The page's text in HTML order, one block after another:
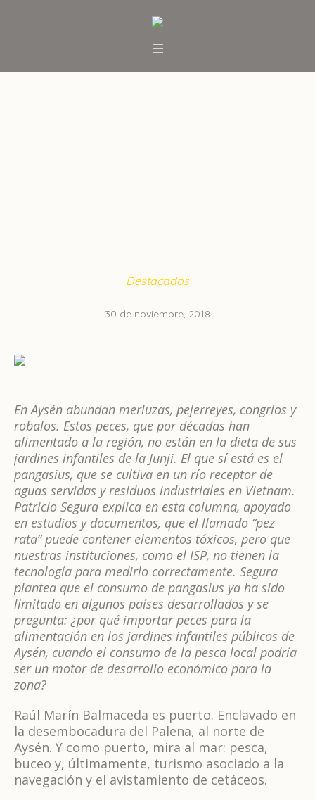
Destacados
30 de noviembre, 2018
En Aysén abundan merluzas, pejerreyes, congrios y
robalos. Estos peces, que por décadas han
alimentado a la región, no están en la dieta de sus
jardines infantiles de la Junji. El que sí está es el
pangasius, que se cultiva en un río receptor de
aguas servidas y residuos industriales en Vietnam.
Patricio Segura explica en esta columna, apoyado
en estudios y documentos, que el llamado “pez
rata” puede contener elementos tóxicos, pero que
nuestras instituciones, como el ISP, no tienen la
tecnología para medirlo correctamente. Segura
plantea que el consumo de pangasius ya ha sido
limitado en algunos países desarrollados y se
pregunta: ¿por qué importar peces para la
alimentación en los jardines infantiles públicos de
Aysén, cuando el consumo de la pesca local podría
ser un motor de desarrollo económico para la
zona?
Raúl Marín Balmaceda es puerto. Enclavado en
la desembocadura del Palena, al norte de
Aysén. Y como puerto, mira al mar: pesca,
buceo y, últimamente, turismo asociado a la
navegación y el avistamiento de cetáceos.